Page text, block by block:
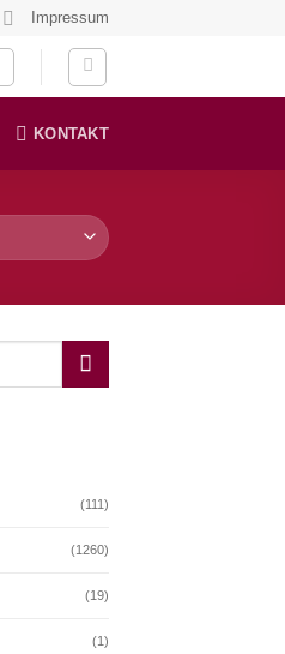
Impressum
KONTAKT
(111)
(1260)
(19)
(1)